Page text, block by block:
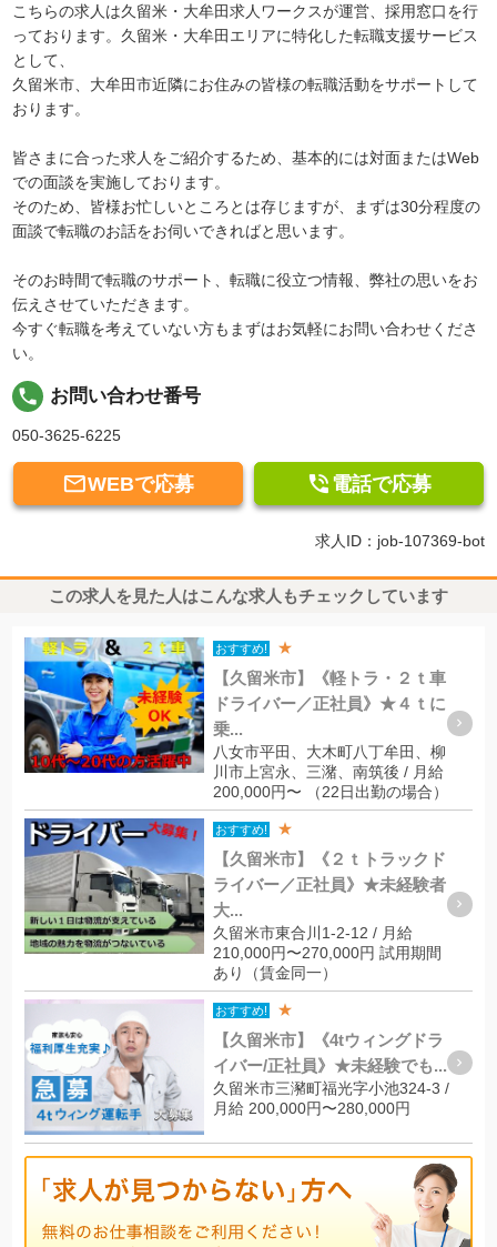
こちらの求人は久留米・大牟田求人ワークスが運営、採用窓口を行
っております。久留米・大牟田エリアに特化した転職支援サービス
として、
久留米市、大牟田市近隣にお住みの皆様の転職活動をサポートして
おります。
皆さまに合った求人をご紹介するため、基本的には対面またはWeb
での面談を実施しております。
そのため、皆様お忙しいところとは存じますが、まずは30分程度の
面談で転職のお話をお伺いできればと思います。
そのお時間で転職のサポート、転職に役立つ情報、弊社の思いをお
伝えさせていただきます。
今すぐ転職を考えていない方もまずはお気軽にお問い合わせくださ
い。
local_phone お問い合わせ番号
050-3625-6225
WEBで応募  電話で応募
求人ID：job-107369-bot
この求人を見た人はこんな求人もチェックしています
おすすめ! ★
【久留米市】《軽トラ・２ｔ車
ドライバー／正社員》★４ｔに
乗...
八女市平田、大木町八丁牟田、柳
川市上宮永、三潴、南筑後 / 月給
200,000円〜 （22日出勤の場合）
おすすめ! ★
【久留米市】《２ｔトラックド
ライバー／正社員》★未経験者
大...
久留米市東合川1-2-12 / 月給
210,000円〜270,000円 試用期間
あり（賃金同一）
おすすめ! ★
【久留米市】《4tウィングドラ
イバー/正社員》★未経験でも...
久留米市三瀦町福光字小池324-3 /
月給 200,000円〜280,000円